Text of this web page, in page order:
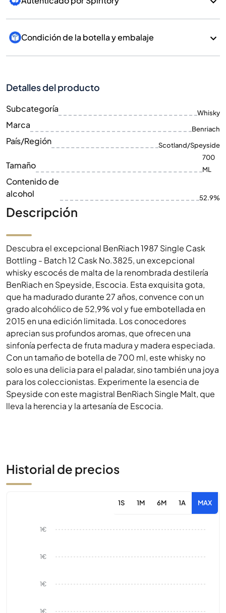
Condición de la botella y embalaje
Detalles del producto
Subcategoría Whisky
Marca Benriach
País/Región Scotland/Speyside
Tamaño
700
ML
Contenido de
alcohol
52.9%
Descripción
Descubra el excepcional BenRiach 1987 Single Cask
Bottling - Batch 12 Cask No.3825, un excepcional
whisky escocés de malta de la renombrada destilería
BenRiach en Speyside, Escocia. Esta exquisita gota,
que ha madurado durante 27 años, convence con un
grado alcohólico de 52,9% vol y fue embotellada en
2015 en una edición limitada. Los conocedores
aprecian sus profundos aromas, que ofrecen una
sinfonía perfecta de fruta madura y madera especiada.
Con un tamaño de botella de 700 ml, este whisky no
solo es una delicia para el paladar, sino también una joya
para los coleccionistas. Experimente la esencia de
Speyside con este magistral BenRiach Single Malt, que
lleva la herencia y la artesanía de Escocia.
Historial de precios
1S 1M 6M 1A MAX
1€
1€
1€
1€